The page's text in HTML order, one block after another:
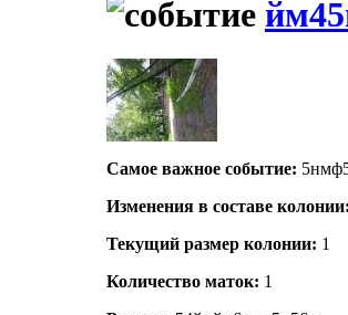
Самое важное событие:
Изменения в составе
Текущий размер кoлонии: 1
Количество маток: 1